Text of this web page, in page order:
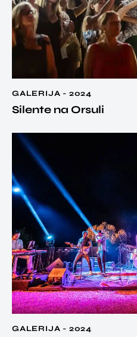
GALERIJA - 2024
Silente na Orsuli
GALERIJA - 2024